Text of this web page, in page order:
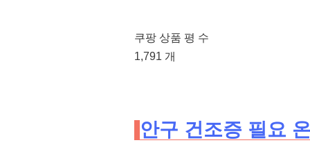
쿠팡 상품 평 수
1,791 개
안구 건조증 필요